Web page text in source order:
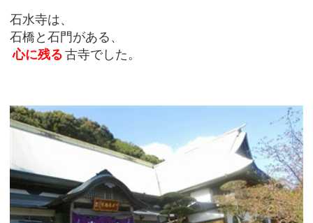
石水寺は、
石橋と石門がある、
心に残る 古寺でした。